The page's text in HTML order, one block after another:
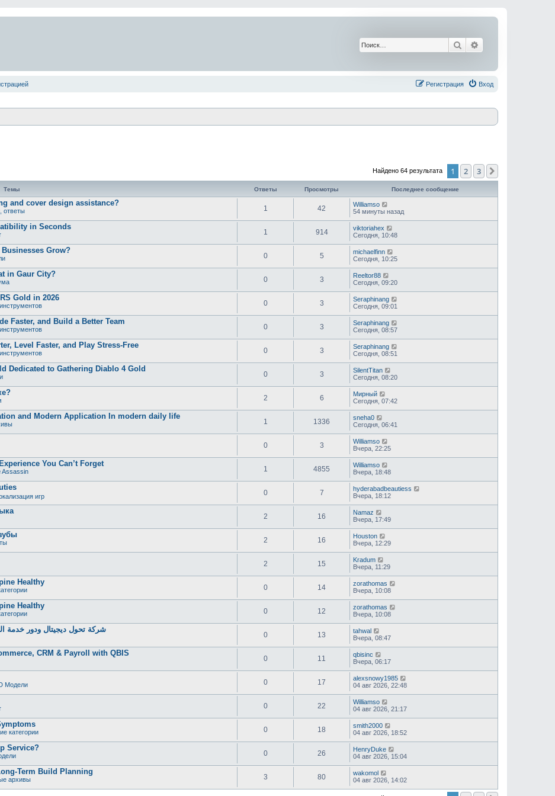
Поиск
Вход
Регистрация
Найдено 64 результата 1 2 3
Темы Ответы Просмотры Последнее сообщение
and cover design assistance?
ответы 1 42
Williamso
54 минуты назад
in Seconds
1 914
viktoriahex
Сегодня, 10:48
Grow?
0 5
michaelfinn
Сегодня, 10:25
in Gaur City?
0 3
Reeltor88
Сегодня, 09:20
Gold in 2026
0 3
Seraphinang
Сегодня, 09:01
Faster, and Build a Better Team
0 3
Seraphinang
Сегодня, 08:57
Level Faster, and Play Stress-Free
0 3
Seraphinang
Сегодня, 08:51
Dedicated to Gathering Diablo 4 Gold
0 3
SilentTitan
Сегодня, 08:20
2 6
Мирный
Сегодня, 07:42
and Modern Application In modern daily life
1 1336
sneha0
Сегодня, 06:41
0 3
Williamso
Вчера, 22:25
You Can’t Forget
Assassin 1 4855
Williamso
Вчера, 18:48
игр 0 7
hyderabadbeautiess
Вчера, 18:12
2 16
Namaz
Вчера, 17:49
2 16
Houston
Вчера, 12:29
2 15
Kradum
Вчера, 11:29
Healthy
0 14
zorathomas
Вчера, 10:08
Healthy
0 12
zorathomas
Вчера, 10:08
شركة تحول ديجيتال ودور خدمة
0 13
tahwal
Вчера, 08:47
CRM & Payroll with QBIS
0 11
qbisinc
Вчера, 06:17
Модели 0 17
alexsnowy1985
04 авг 2026, 22:48
0 22
Williamso
04 авг 2026, 21:17
категории 0 18
smith2000
04 авг 2026, 18:52
Service?
0 26
HenryDuke
04 авг 2026, 15:04
Term Build Planning
архивы 3 80
wakomol
04 авг 2026, 14:02